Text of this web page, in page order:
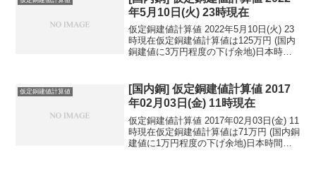
年5月10日(火) 23時現在
仮定銅建値計算値 2022年5月10日(火) 23
時現在仮定銅建値計算値は125万円 (国内
銅建値に3万円程度の下げ余地)日本時間
ドル：1...
仮定銅建値計算値
[国内銅] 仮定銅建値計算値 2017
年02月03日(金) 11時現在
仮定銅建値計算値 2017年02月03日(金) 11
時現在仮定銅建値計算値は71万円 (国内銅
建値に1万円程度の下げ余地)日本時間